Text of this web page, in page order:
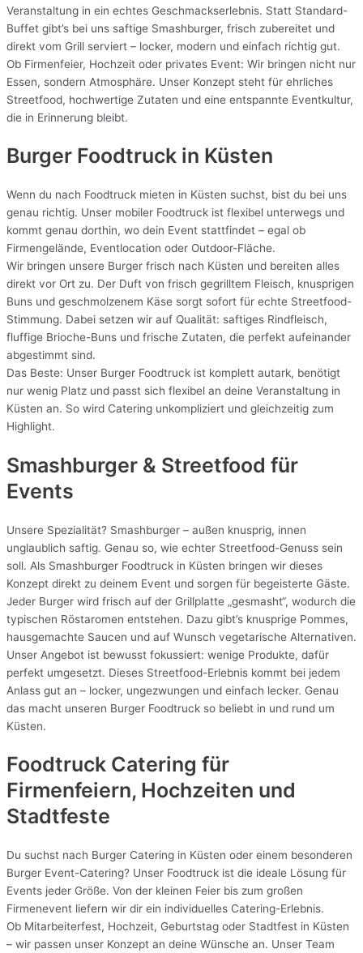
Veranstaltung in ein echtes Geschmackserlebnis. Statt Standard-
Buffet gibt’s bei uns saftige Smashburger, frisch zubereitet und
direkt vom Grill serviert – locker, modern und einfach richtig gut.
Ob Firmenfeier, Hochzeit oder privates Event: Wir bringen nicht nur
Essen, sondern Atmosphäre. Unser Konzept steht für ehrliches
Streetfood, hochwertige Zutaten und eine entspannte Eventkultur,
die in Erinnerung bleibt.
Burger Foodtruck in Küsten
Wenn du nach Foodtruck mieten in Küsten suchst, bist du bei uns
genau richtig. Unser mobiler Foodtruck ist flexibel unterwegs und
kommt genau dorthin, wo dein Event stattfindet – egal ob
Firmengelände, Eventlocation oder Outdoor-Fläche.
Wir bringen unsere Burger frisch nach Küsten und bereiten alles
direkt vor Ort zu. Der Duft von frisch gegrilltem Fleisch, knusprigen
Buns und geschmolzenem Käse sorgt sofort für echte Streetfood-
Stimmung. Dabei setzen wir auf Qualität: saftiges Rindfleisch,
fluffige Brioche-Buns und frische Zutaten, die perfekt aufeinander
abgestimmt sind.
Das Beste: Unser Burger Foodtruck ist komplett autark, benötigt
nur wenig Platz und passt sich flexibel an deine Veranstaltung in
Küsten an. So wird Catering unkompliziert und gleichzeitig zum
Highlight.
Smashburger & Streetfood für
Events
Unsere Spezialität? Smashburger – außen knusprig, innen
unglaublich saftig. Genau so, wie echter Streetfood-Genuss sein
soll. Als Smashburger Foodtruck in Küsten bringen wir dieses
Konzept direkt zu deinem Event und sorgen für begeisterte Gäste.
Jeder Burger wird frisch auf der Grillplatte „gesmasht“, wodurch die
typischen Röstaromen entstehen. Dazu gibt’s knusprige Pommes,
hausgemachte Saucen und auf Wunsch vegetarische Alternativen.
Unser Angebot ist bewusst fokussiert: wenige Produkte, dafür
perfekt umgesetzt. Dieses Streetfood-Erlebnis kommt bei jedem
Anlass gut an – locker, ungezwungen und einfach lecker. Genau
das macht unseren Burger Foodtruck so beliebt in und rund um
Küsten.
Foodtruck Catering für
Firmenfeiern, Hochzeiten und
Stadtfeste
Du suchst nach Burger Catering in Küsten oder einem besonderen
Burger Event-Catering? Unser Foodtruck ist die ideale Lösung für
Events jeder Größe. Von der kleinen Feier bis zum großen
Firmenevent liefern wir dir ein individuelles Catering-Erlebnis.
Ob Mitarbeiterfest, Hochzeit, Geburtstag oder Stadtfest in Küsten
– wir passen unser Konzept an deine Wünsche an. Unser Team